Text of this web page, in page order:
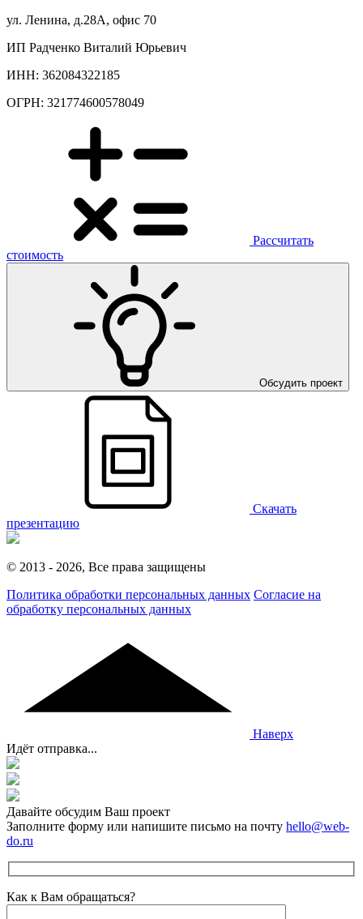
ул. Ленина, д.28А, офис 70
ИП Радченко Виталий Юрьевич
ИНН: 362084322185
ОГРН: 321774600578049
Рассчитать
стоимость
Обсудить проект
Скачать
презентацию
© 2013 - 2026, Все права защищены
Политика обработки персональных данных Согласие на
обработку персональных данных
Наверх
Идёт отправка...
Давайте обсудим Ваш проект
Заполните форму или напишите письмо на почту hello@web-
do.ru
Как к Вам обращаться?